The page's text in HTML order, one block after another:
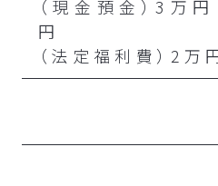
（現金預金）3万
円
（法定福利費）2万